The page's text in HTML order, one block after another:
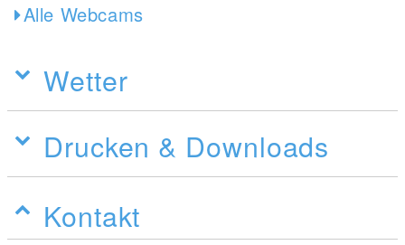
Alle Webcams
Wetter
Drucken & Downloads
Kontakt